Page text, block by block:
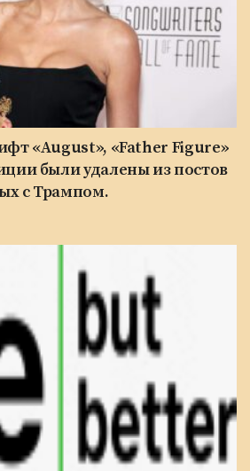
«August», «Father Figure»
были удалены из постов
с Трампом.